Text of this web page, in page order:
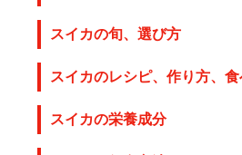
スイカの旬、選び方
スイカのレシピ、作り方、
スイカの栄養成分